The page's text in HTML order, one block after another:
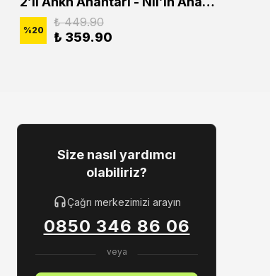
%20
₺ 449.90
₺ 359.90
Size nasıl yardımcı
olabiliriz?
Çağrı merkezimizi arayın
0850 346 86 06